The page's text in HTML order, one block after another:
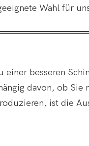
Wahl für
einer besseren
davon, ob
ist die